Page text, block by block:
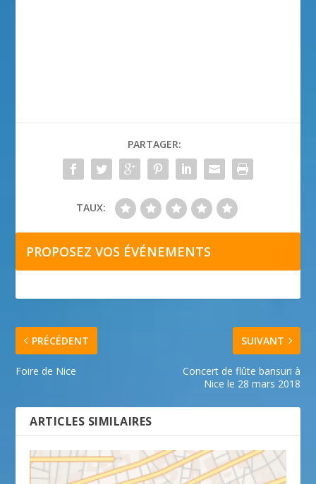
PARTAGER:
TAUX:
PROPOSEZ VOS ÉVÉNEMENTS
PRÉCÉDENT
Foire de Nice
SUIVANT
Concert de flûte bansuri à
Nice le 28 mars 2018
ARTICLES SIMILAIRES